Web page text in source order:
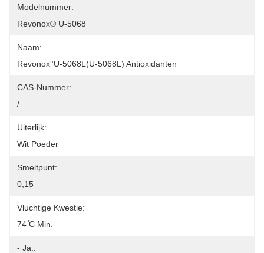
Modelnummer:
Revonox® U-5068
Naam:
Revonox°U-5068L(U-5068L) Antioxidanten
CAS-Nummer:
/
Uiterlijk:
Wit Poeder
Smeltpunt:
0,15
Vluchtige Kwestie:
74 ̊C Min.
- Ja.: